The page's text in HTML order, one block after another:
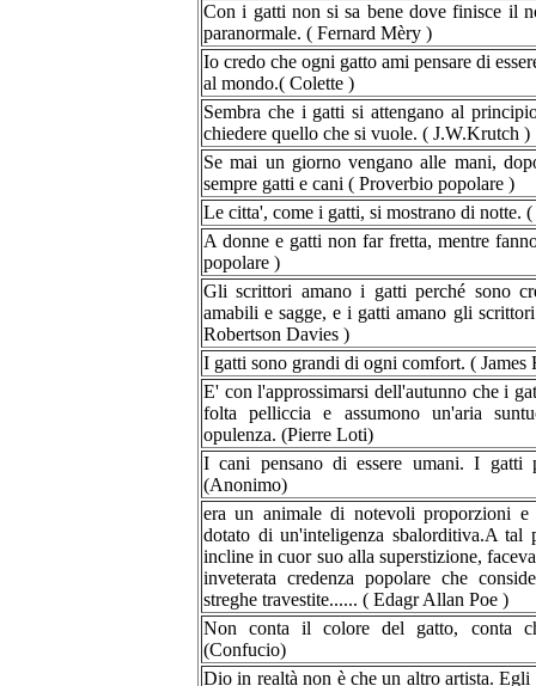
Con i gatti non si sa bene dove finisce il
paranormale. ( Fernard Mèry )
Io credo che ogni gatto ami pensare di
al mondo.( Colette )
Sembra che i gatti si attengano al
chiedere quello che si vuole. ( J.W.Krutch )
Se mai un giorno vengano alle mani,
sempre gatti e cani ( Proverbio popolare )
Le citta', come i gatti, si mostrano di notte.
A donne e gatti non far fretta, mentre
popolare )
Gli scrittori amano i gatti perché sono
amabili e sagge, e i gatti amano gli
Robertson Davies )
I gatti sono grandi di ogni comfort. ( James
E' con l'approssimarsi dell'autunno che i
folta pelliccia e assumono un'aria
opulenza. (Pierre Loti)
I cani pensano di essere umani. I gatti
(Anonimo)
era un animale di notevoli proporzioni e
dotato di un'inteligenza sbalorditiva.A tal
incline in cuor suo alla superstizione,
inveterata credenza popolare che
streghe travestite...... ( Edagr Allan Poe )
Non conta il colore del gatto, conta
(Confucio)
Dio in realtà non è che un altro artista.